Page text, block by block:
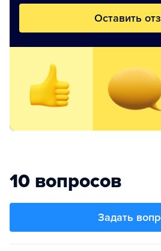
Оставить
10 вопросов
Задать